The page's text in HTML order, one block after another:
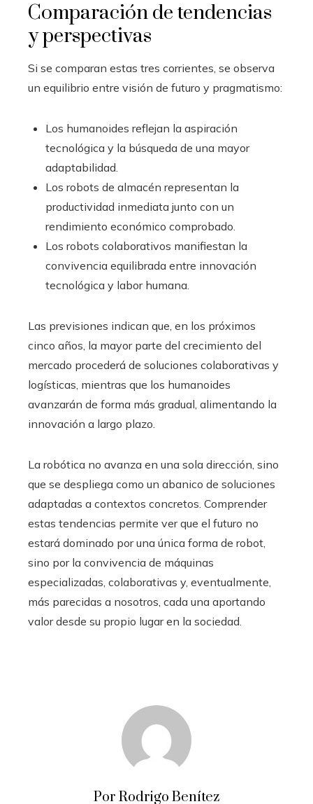
Comparación de tendencias
y perspectivas
Si se comparan estas tres corrientes, se observa
un equilibrio entre visión de futuro y pragmatismo:
Los humanoides reflejan la aspiración
tecnológica y la búsqueda de una mayor
adaptabilidad.
Los robots de almacén representan la
productividad inmediata junto con un
rendimiento económico comprobado.
Los robots colaborativos manifiestan la
convivencia equilibrada entre innovación
tecnológica y labor humana.
Las previsiones indican que, en los próximos
cinco años, la mayor parte del crecimiento del
mercado procederá de soluciones colaborativas y
logísticas, mientras que los humanoides
avanzarán de forma más gradual, alimentando la
innovación a largo plazo.
La robótica no avanza en una sola dirección, sino
que se despliega como un abanico de soluciones
adaptadas a contextos concretos. Comprender
estas tendencias permite ver que el futuro no
estará dominado por una única forma de robot,
sino por la convivencia de máquinas
especializadas, colaborativas y, eventualmente,
más parecidas a nosotros, cada una aportando
valor desde su propio lugar en la sociedad.
Por Rodrigo Benítez